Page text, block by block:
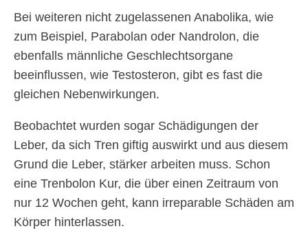
Bei weiteren nicht zugelassenen Anabolika, wie
zum Beispiel, Parabolan oder Nandrolon, die
ebenfalls männliche Geschlechtsorgane
beeinflussen, wie Testosteron, gibt es fast die
gleichen Nebenwirkungen.
Beobachtet wurden sogar Schädigungen der
Leber, da sich Tren giftig auswirkt und aus diesem
Grund die Leber, stärker arbeiten muss. Schon
eine Trenbolon Kur, die über einen Zeitraum von
nur 12 Wochen geht, kann irreparable Schäden am
Körper hinterlassen.